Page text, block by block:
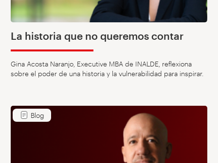
La historia que no queremos contar
Gina Acosta Naranjo, Executive MBA de INALDE, reflexiona
sobre el poder de una historia y la vulnerabilidad para inspirar.
Blog